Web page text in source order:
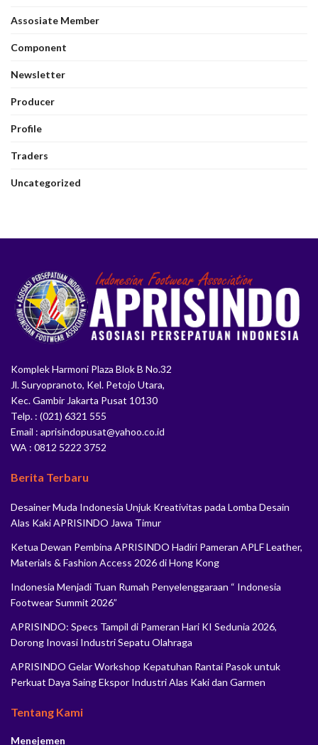
Assosiate Member
Component
Newsletter
Producer
Profile
Traders
Uncategorized
Komplek Harmoni Plaza Blok B No.32
Jl. Suryopranoto, Kel. Petojo Utara,
Kec. Gambir Jakarta Pusat 10130
Telp. : (021) 6321 555
Email : aprisindopusat@yahoo.co.id
WA : 0812 5222 3752
Berita Terbaru
Desainer Muda Indonesia Unjuk Kreativitas pada Lomba Desain
Alas Kaki APRISINDO Jawa Timur
Ketua Dewan Pembina APRISINDO Hadiri Pameran APLF Leather,
Materials & Fashion Access 2026 di Hong Kong
Indonesia Menjadi Tuan Rumah Penyelenggaraan “ Indonesia
Footwear Summit 2026”
APRISINDO: Specs Tampil di Pameran Hari KI Sedunia 2026,
Dorong Inovasi Industri Sepatu Olahraga
APRISINDO Gelar Workshop Kepatuhan Rantai Pasok untuk
Perkuat Daya Saing Ekspor Industri Alas Kaki dan Garmen
Tentang Kami
Menejemen